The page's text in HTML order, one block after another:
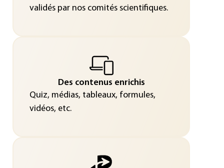
validés par nos comités scientifiques.
Des contenus enrichis
Quiz, médias, tableaux, formules,
vidéos, etc.